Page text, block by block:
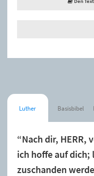
Luther Basisbibel
“Nach dir, HERR,
ich hoffe auf dich;
zuschanden